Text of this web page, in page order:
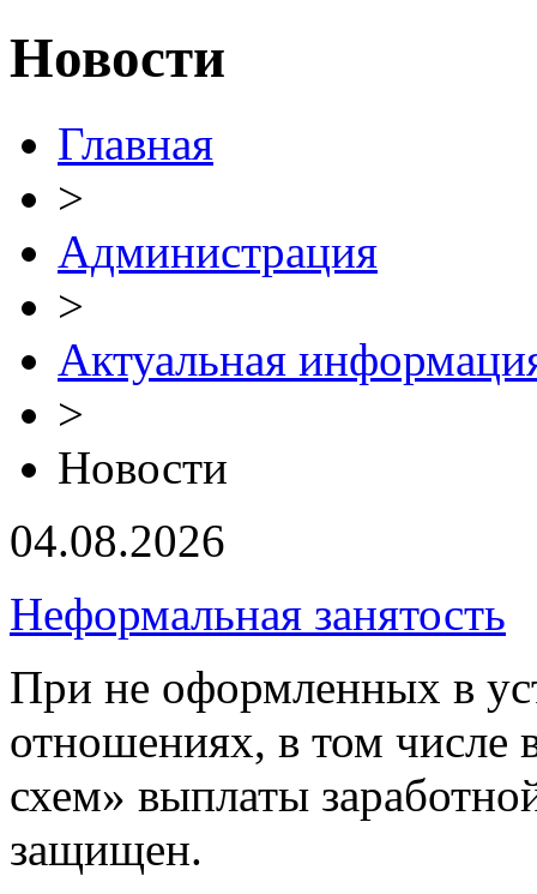
Новости
Главная
>
Администрация
>
Актуальная
>
Новости
04.08.2026
Неформальная занятость
При не оформленных в
отношениях, в том числе
схем» выплаты
защищен.